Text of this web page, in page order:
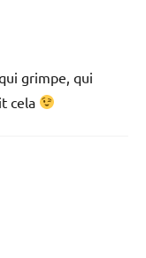
grimpe, qui
cela